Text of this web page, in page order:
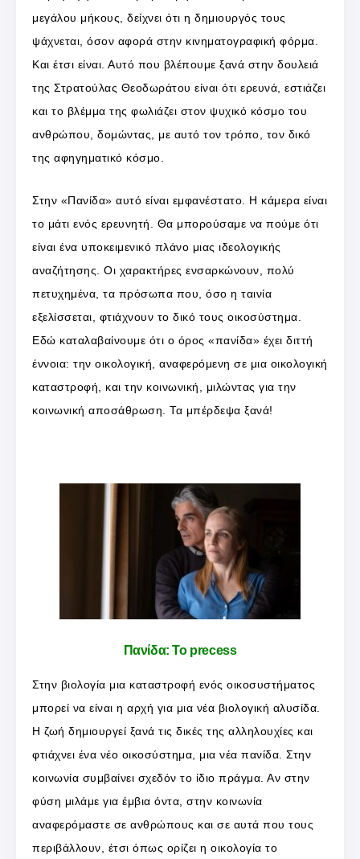
μεγάλου μήκους, δείχνει ότι η δημιουργός τους
ψάχνεται, όσον αφορά στην κινηματογραφική φόρμα.
Και έτσι είναι. Αυτό που βλέπουμε ξανά στην δουλειά
της Στρατούλας Θεοδωράτου είναι ότι ερευνά, εστιάζει
και το βλέμμα της φωλιάζει στον ψυχικό κόσμο του
ανθρώπου, δομώντας, με αυτό τον τρόπο, τον δικό
της αφηγηματικό κόσμο.
Στην «Πανίδα» αυτό είναι εμφανέστατο. Η κάμερα είναι
το μάτι ενός ερευνητή. Θα μπορούσαμε να πούμε ότι
είναι ένα υποκειμενικό πλάνο μιας ιδεολογικής
αναζήτησης. Οι χαρακτήρες ενσαρκώνουν, πολύ
πετυχημένα, τα πρόσωπα που, όσο η ταινία
εξελίσσεται, φτιάχνουν το δικό τους οικοσύστημα.
Εδώ καταλαβαίνουμε ότι ο όρος «πανίδα» έχει διττή
έννοια: την οικολογική, αναφερόμενη σε μια οικολογική
καταστροφή, και την κοινωνική, μιλώντας για την
κοινωνική αποσάθρωση. Τα μπέρδεψα ξανά!
Πανίδα: Το precess
Στην βιολογία μια καταστροφή ενός οικοσυστήματος
μπορεί να είναι η αρχή για μια νέα βιολογική αλυσίδα.
Η ζωή δημιουργεί ξανά τις δικές της αλληλουχίες και
φτιάχνει ένα νέο οικοσύστημα, μια νέα πανίδα. Στην
κοινωνία συμβαίνει σχεδόν το ίδιο πράγμα. Αν στην
φύση μιλάμε για έμβια όντα, στην κοινωνία
αναφερόμαστε σε ανθρώπους και σε αυτά που τους
περιβάλλουν, έτσι όπως ορίζει η οικολογία το